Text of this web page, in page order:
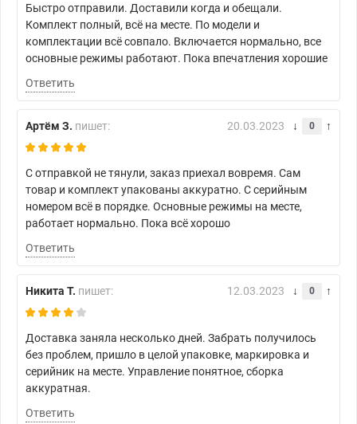
Быстро отправили. Доставили когда и обещали.
Комплект полный, всё на месте. По модели и
комплектации всё совпало. Включается нормально, все
основные режимы работают. Пока впечатления хорошие
Ответить
Артём З. пишет: 20.03.2023 0
С отправкой не тянули, заказ приехал вовремя. Сам
товар и комплект упакованы аккуратно. С серийным
номером всё в порядке. Основные режимы на месте,
работает нормально. Пока всё хорошо
Ответить
Никита Т. пишет: 12.03.2023 0
Доставка заняла несколько дней. Забрать получилось
без проблем, пришло в целой упаковке, маркировка и
серийник на месте. Управление понятное, сборка
аккуратная.
Ответить